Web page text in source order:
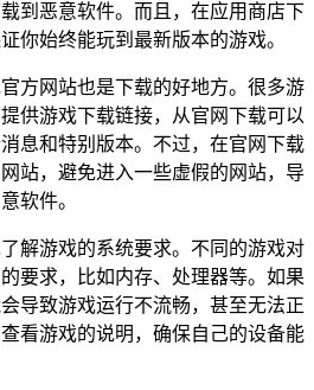
到恶意软件。而且，在应用商店下
你始终能玩到最新版本的游戏。
方网站也是下载的好地方。很多游
供游戏下载链接，从官网下载可以
息和特别版本。不过，在官网下载
站，避免进入一些虚假的网站，导
软件。
解游戏的系统要求。不同的游戏对
要求，比如内存、处理器等。如果
导致游戏运行不流畅，甚至无法正
看游戏的说明，确保自己的设备能